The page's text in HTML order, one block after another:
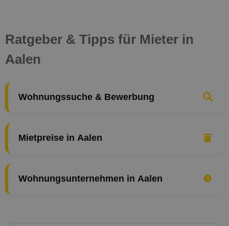
Ratgeber & Tipps für Mieter in
Aalen
Wohnungssuche & Bewerbung
Mietpreise in Aalen
Wohnungsunternehmen in Aalen